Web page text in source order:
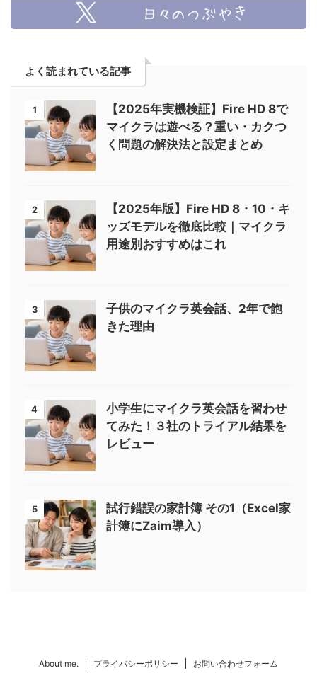
よく読まれている記事
1
【2025年実機検証】Fire HD 8で
マイクラは遊べる？重い・カクつ
く問題の解決法と設定まとめ
2
【2025年版】Fire HD 8・10・キ
ッズモデルを徹底比較｜マイクラ
用途別おすすめはこれ
3
子供のマイクラ英会話、2年で飽
きた理由
4
小学生にマイクラ英会話を習わせ
てみた！３社のトライアル結果を
レビュー
5
試行錯誤の家計簿 その1（Excel家
計簿にZaim導入）
About me. プライバシーポリシー お問い合わせフォーム